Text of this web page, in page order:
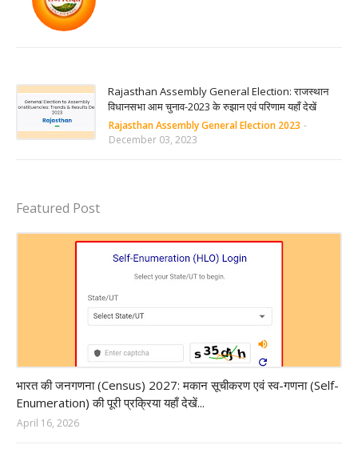
Rajasthan Assembly General Election: राजस्थान
विधानसभा आम चुनाव-2023 के रुझान एवं परिणाम यहाँ देखें
Rajasthan Assembly General Election 2023 -
December 03, 2023
Featured Post
भारत की जनगणना (Census) 2027: मकान सूचीकरण एवं स्व-गणना (Self-
Enumeration) की पूरी प्रक्रिया यहाँ देखें...
April 16, 2026